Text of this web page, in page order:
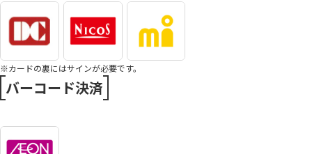
※カードの裏にはサインが必要です。
バーコード決済